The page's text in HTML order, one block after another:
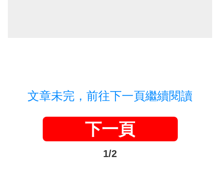
文章未完，前往下一頁繼續閱讀
下一頁
1/2